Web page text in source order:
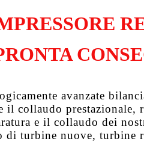
avanzate
collaudo
e il collaudo dei
di turbine nuove, turbine